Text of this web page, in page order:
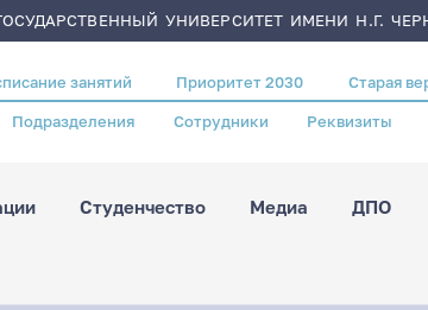
УНИВЕРСИТЕТ ИМЕНИ Н.Г.
занятий Приоритет 2030 Старая
Подразделения Сотрудники Реквизиты
Студенчество Медиа ДПО